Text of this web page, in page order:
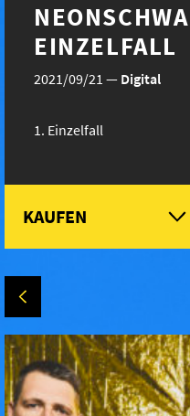
EINZELFALL
2021/09/21 — Digital
Einzelfall
KAUFEN